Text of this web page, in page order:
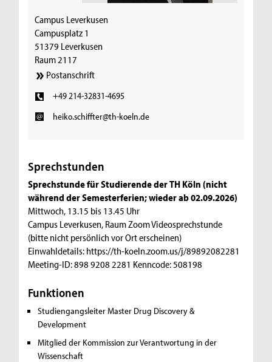
Campus Leverkusen
Campusplatz 1
51379 Leverkusen
Raum 2117
Postanschrift
+49 214-32831-4695
heiko.schiffter@th-koeln.de
Sprechstunden
Sprechstunde für Studierende der TH Köln (nicht
während der Semesterferien; wieder ab 02.09.2026)
Mittwoch, 13.15 bis 13.45 Uhr
Campus Leverkusen, Raum Zoom Videosprechstunde
(bitte nicht persönlich vor Ort erscheinen)
Einwahldetails: https://th-koeln.zoom.us/j/89892082281
Meeting-ID: 898 9208 2281 Kenncode: 508198
Funktionen
Studiengangsleiter Master Drug Discovery &
Development
Mitglied der Kommission zur Verantwortung in der
Wissenschaft